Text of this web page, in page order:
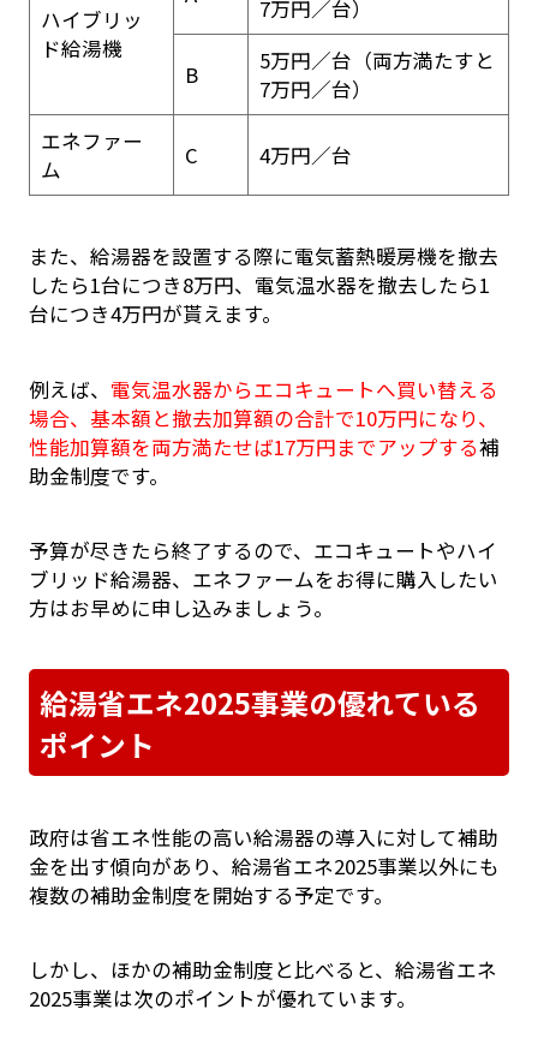
ハイブリッ
ド給湯機
7万円／台）
B
5万円／台（両方満たすと
7万円／台）
エネファー
ム
C 4万円／台
また、給湯器を設置する際に電気蓄熱暖房機を撤去
したら1台につき8万円、電気温水器を撤去したら1
台につき4万円が貰えます。
例えば、 電気温水器からエコキュートへ買い替える
場合、基本額と撤去加算額の合計で10万円になり、
性能加算額を両方満たせば17万円までアップする補
助金制度です。
予算が尽きたら終了するので、エコキュートやハイ
ブリッド給湯器、エネファームをお得に購入したい
方はお早めに申し込みましょう。
給湯省エネ2025事業の優れている
ポイント
政府は省エネ性能の高い給湯器の導入に対して補助
金を出す傾向があり、給湯省エネ2025事業以外にも
複数の補助金制度を開始する予定です。
しかし、ほかの補助金制度と比べると、給湯省エネ
2025事業は次のポイントが優れています。